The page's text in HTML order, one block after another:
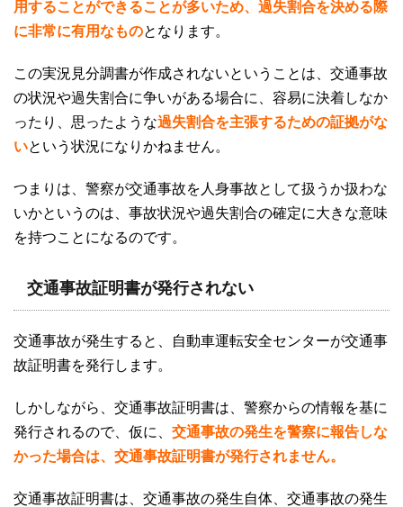
用することができることが多いため、過失割合を決める際
に非常に有用なものとなります。
この実況見分調書が作成されないということは、交通事故
の状況や過失割合に争いがある場合に、容易に決着しなか
ったり、思ったような過失割合を主張するための証拠がな
いという状況になりかねません。
つまりは、警察が交通事故を人身事故として扱うか扱わな
いかというのは、事故状況や過失割合の確定に大きな意味
を持つことになるのです。
交通事故証明書が発行されない
交通事故が発生すると、自動車運転安全センターが交通事
故証明書を発行します。
しかしながら、交通事故証明書は、警察からの情報を基に
発行されるので、仮に、 交通事故の発生を警察に報告しな
かった場合は、交通事故証明書が発行されません。
交通事故証明書は、交通事故の発生自体、交通事故の発生